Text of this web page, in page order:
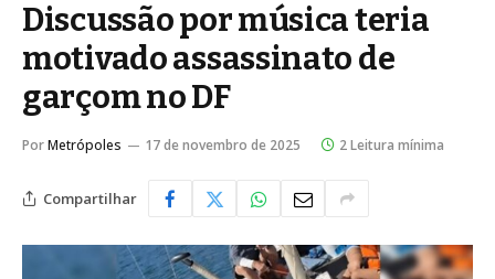
Discussão por música teria
motivado assassinato de
garçom no DF
PorMetrópoles 17 de novembro de 2025 2 Leitura mínima
Compartilhar